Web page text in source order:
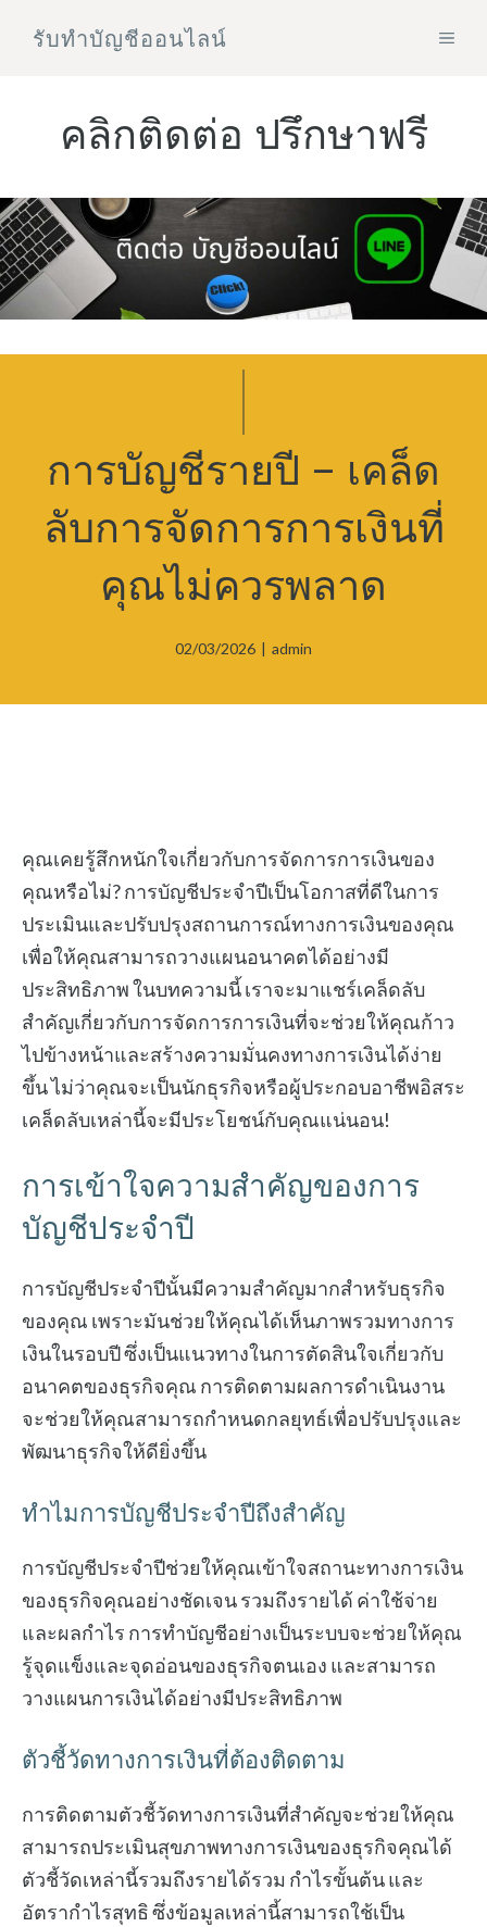
รับทําบัญชีออนไลน์
คลิกติดต่อ ปรึกษาฟรี
การบัญชีรายปี – เคล็ด
ลับการจัดการการเงินที่
คุณไม่ควรพลาด
02/03/2026 | admin
คุณเคยรู้สึกหนักใจเกี่ยวกับการจัดการการเงินของ
คุณหรือไม่? การบัญชีประจำปีเป็นโอกาสที่ดีในการ
ประเมินและปรับปรุงสถานการณ์ทางการเงินของคุณ
เพื่อให้คุณสามารถวางแผนอนาคตได้อย่างมี
ประสิทธิภาพ ในบทความนี้ เราจะมาแชร์เคล็ดลับ
สำคัญเกี่ยวกับการจัดการการเงินที่จะช่วยให้คุณก้าว
ไปข้างหน้าและสร้างความมั่นคงทางการเงินได้ง่าย
ขึ้น ไม่ว่าคุณจะเป็นนักธุรกิจหรือผู้ประกอบอาชีพอิสระ
เคล็ดลับเหล่านี้จะมีประโยชน์กับคุณแน่นอน!
การเข้าใจความสำคัญของการ
บัญชีประจำปี
การบัญชีประจำปีนั้นมีความสำคัญมากสำหรับธุรกิจ
ของคุณ เพราะมันช่วยให้คุณได้เห็นภาพรวมทางการ
เงินในรอบปี ซึ่งเป็นแนวทางในการตัดสินใจเกี่ยวกับ
อนาคตของธุรกิจคุณ การติดตามผลการดำเนินงาน
จะช่วยให้คุณสามารถกำหนดกลยุทธ์เพื่อปรับปรุงและ
พัฒนาธุรกิจให้ดียิ่งขึ้น
ทำไมการบัญชีประจำปีถึงสำคัญ
การบัญชีประจำปีช่วยให้คุณเข้าใจสถานะทางการเงิน
ของธุรกิจคุณอย่างชัดเจน รวมถึงรายได้ ค่าใช้จ่าย
และผลกำไร การทำบัญชีอย่างเป็นระบบจะช่วยให้คุณ
รู้จุดแข็งและจุดอ่อนของธุรกิจตนเอง และสามารถ
วางแผนการเงินได้อย่างมีประสิทธิภาพ
ตัวชี้วัดทางการเงินที่ต้องติดตาม
การติดตามตัวชี้วัดทางการเงินที่สำคัญจะช่วยให้คุณ
สามารถประเมินสุขภาพทางการเงินของธุรกิจคุณได้
ตัวชี้วัดเหล่านี้รวมถึงรายได้รวม กำไรขั้นต้น และ
อัตรากำไรสุทธิ ซึ่งข้อมูลเหล่านี้สามารถใช้เป็น